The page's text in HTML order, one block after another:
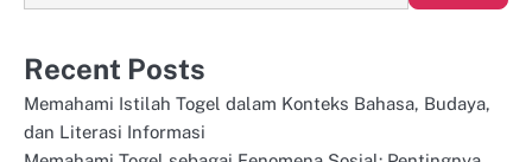
Recent Posts
Memahami Istilah Togel dalam Konteks Bahasa, Budaya,
dan Literasi Informasi